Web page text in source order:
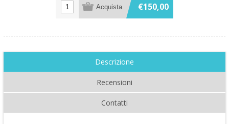
€150,00
Descrizione
Recensioni
Contatti